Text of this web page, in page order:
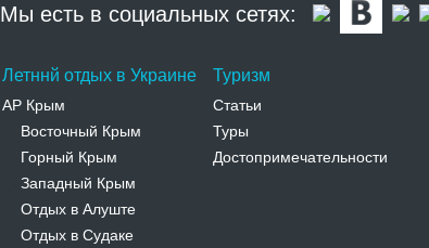
Мы есть в социальных сетях:
Летннй отдых в Украине
АР Крым
Восточный Крым
Горный Крым
Западный Крым
Отдых в Алуште
Отдых в Судаке
Туризм
Статьи
Туры
Достопримечательности